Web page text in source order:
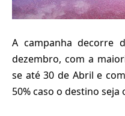
A campanha decorre
dezembro, com a
se até 30 de Abril e
50% caso o destino seja